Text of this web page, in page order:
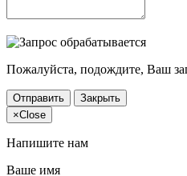
Пожалуйста, подождите, Ваш
Отправить
Закрыть
×Close
Напишите нам
Ваше имя